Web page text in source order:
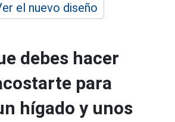
el nuevo diseño
debes hacer
para
hígado y unos